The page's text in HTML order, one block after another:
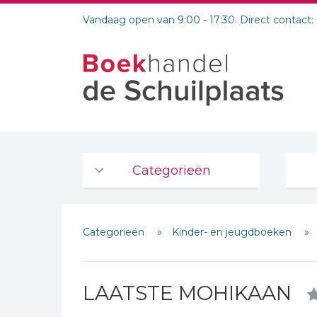
Vandaag open van 9:00 - 17:30. Direct contact:
Categorieën
De Bijbel
Bijbelse Dagboeken 2026
Bijbelstudie groepen
Categorieën Kinder- en jeugdboeken
LAATSTE MOHIKAAN